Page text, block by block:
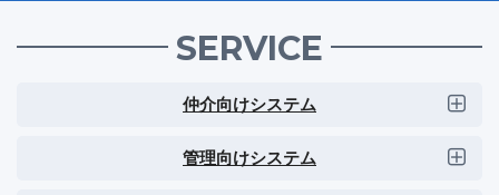
SERVICE
仲介向けシステム
管理向けシステム